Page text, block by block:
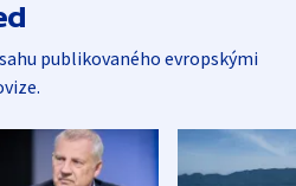
publikovaného evropskými